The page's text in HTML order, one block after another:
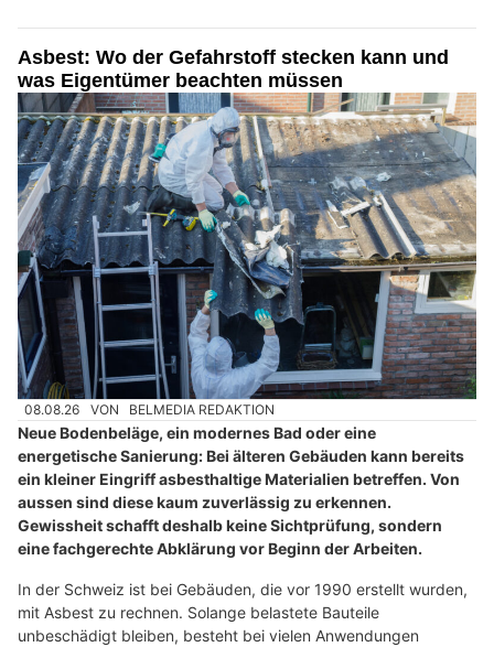
Asbest: Wo der Gefahrstoff stecken kann und
was Eigentümer beachten müssen
08.08.26 VON BELMEDIA REDAKTION
Neue Bodenbeläge, ein modernes Bad oder eine
energetische Sanierung: Bei älteren Gebäuden kann bereits
ein kleiner Eingriff asbesthaltige Materialien betreffen. Von
aussen sind diese kaum zuverlässig zu erkennen.
Gewissheit schafft deshalb keine Sichtprüfung, sondern
eine fachgerechte Abklärung vor Beginn der Arbeiten.
In der Schweiz ist bei Gebäuden, die vor 1990 erstellt wurden,
mit Asbest zu rechnen. Solange belastete Bauteile
unbeschädigt bleiben, besteht bei vielen Anwendungen